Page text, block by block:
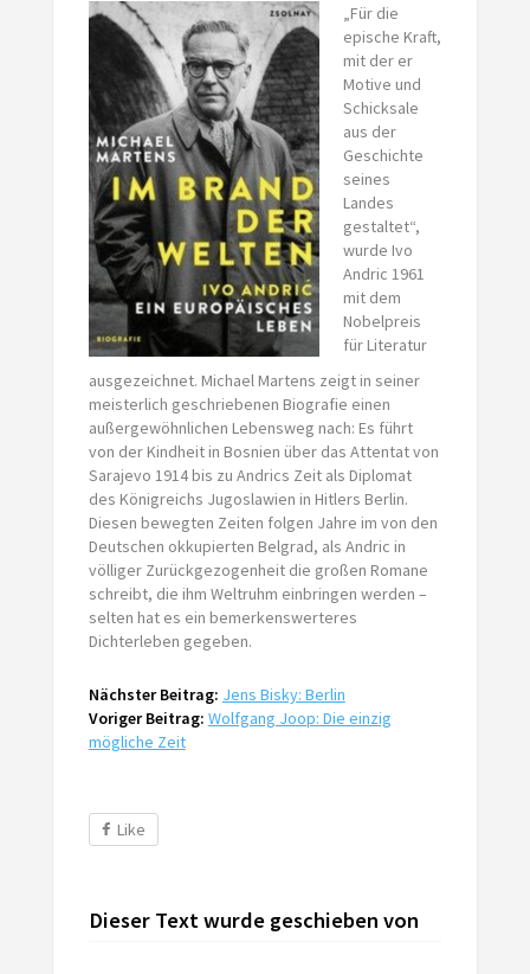
„Für die
epische Kraft,
mit der er
Motive und
Schicksale
aus der
Geschichte
seines
Landes
gestaltet“,
wurde Ivo
Andric 1961
mit dem
Nobelpreis
für Literatur
ausgezeichnet. Michael Martens zeigt in seiner
meisterlich geschriebenen Biografie einen
außergewöhnlichen Lebensweg nach: Es führt
von der Kindheit in Bosnien über das Attentat von
Sarajevo 1914 bis zu Andrics Zeit als Diplomat
des Königreichs Jugoslawien in Hitlers Berlin.
Diesen bewegten Zeiten folgen Jahre im von den
Deutschen okkupierten Belgrad, als Andric in
völliger Zurückgezogenheit die großen Romane
schreibt, die ihm Weltruhm einbringen werden –
selten hat es ein bemerkenswerteres
Dichterleben gegeben.
Nächster Beitrag: Jens Bisky: Berlin
Voriger Beitrag: Wolfgang Joop: Die einzig
mögliche Zeit
Like
Dieser Text wurde geschieben von